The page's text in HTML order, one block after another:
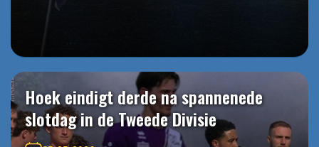
Hoek eindigt derde na spannenede
slotdag in de Tweede Divisie